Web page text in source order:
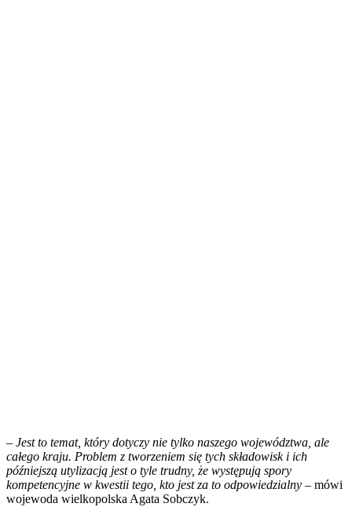
– Jest to temat, który dotyczy nie tylko naszego województwa, ale
całego kraju. Problem z tworzeniem się tych składowisk i ich
późniejszą utylizacją jest o tyle trudny, że występują spory
kompetencyjne w kwestii tego, kto jest za to odpowiedzialny – mówi
wojewoda wielkopolska Agata Sobczyk.